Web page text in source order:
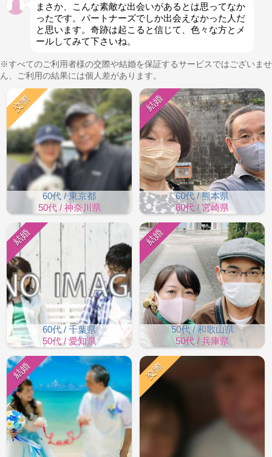
まさか、こんな素敵な出会いがあるとは思ってなか
ったです。パートナーズでしか出会えなかった人だ
と思います。奇跡は起こると信じて、色々な方とメ
ールしてみて下さいね。
※すべてのご利用者様の交際や結婚を保証するサービスではございませ
ん、ご利用の結果には個人差があります。
60代 / 東京都
50代 / 神奈川県
交際
60代 / 熊本県
60代 / 宮崎県
結婚
60代 / 千葉県
50代 / 愛知県
結婚
50代 / 和歌山県
50代 / 兵庫県
結婚
結婚 交際